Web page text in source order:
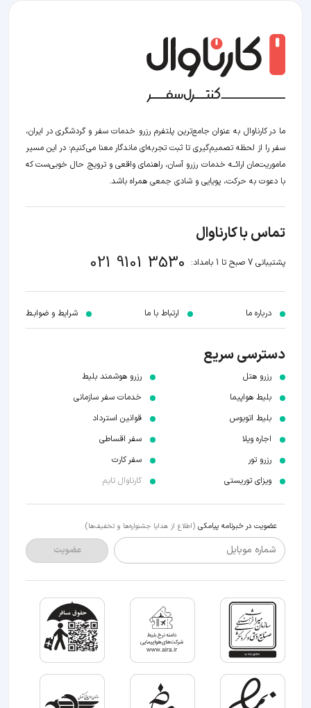
ما در کارناوال به عنوان جامع‌ترین پلتفرم رزرو خدمات سفر و گردشگری در ایران،
سفر را از لحظه‌ تصمیم‌گیری تا ثبت تجربه‌ای ماندگار معنا می‌کنیم؛ در این مسیر‍
ماموریت‌مان اراﺋــﻪ خدمات رزرو آسان، راهنمای واقعی و ترویج حال خوبی‌ست که
با دعوت به حرکت، پویایی و شادی جمعی همراه باشد.
تماس با کارناوال
پشتیبانی 7 صبح تا 1 بامداد: 021 9101 3530
درباره ما ارتباط با ما شرایط و ضوابـط
دسترسی سریع
رزرو هتل
بلیط هواپیما
بلیط اتوبوس
اجاره ویلا
رزرو تور
ویزای توریستی
رزرو هوشمند بلیط
خدمات سفر سازمانی
قوانین استرداد
سفر اقساطی
سفر کارت
کارناوال تایم
عضویت در خبرنامه پیامکی (اطلاع از هدایا جشنواره‌ها و تخفیف‌ها)
شماره موبایل عضویت